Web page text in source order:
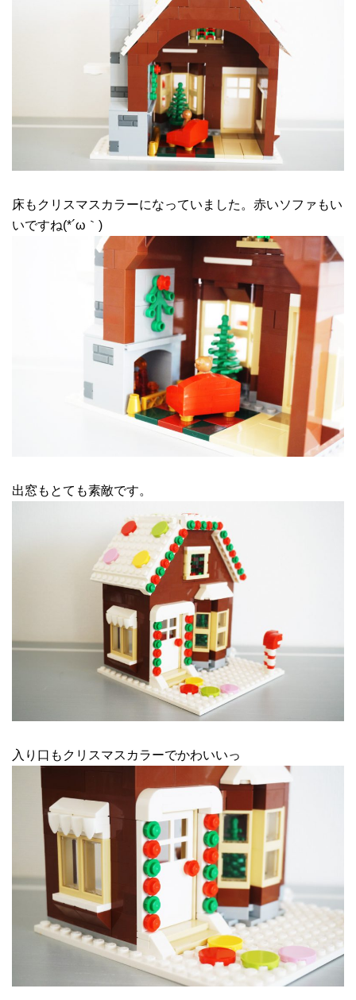
床もクリスマスカラーになっていました。赤いソファもい
いですね(*´ω｀)
出窓もとても素敵です。
入り口もクリスマスカラーでかわいいっ